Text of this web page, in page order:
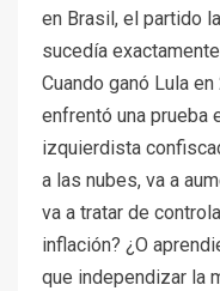
en Brasil, el partido
sucedía
Cuando ganó Lula
enfrentó una prueba
izquierdista
a las nubes, va a
va a tratar de
inflación? ¿O
que independizar la